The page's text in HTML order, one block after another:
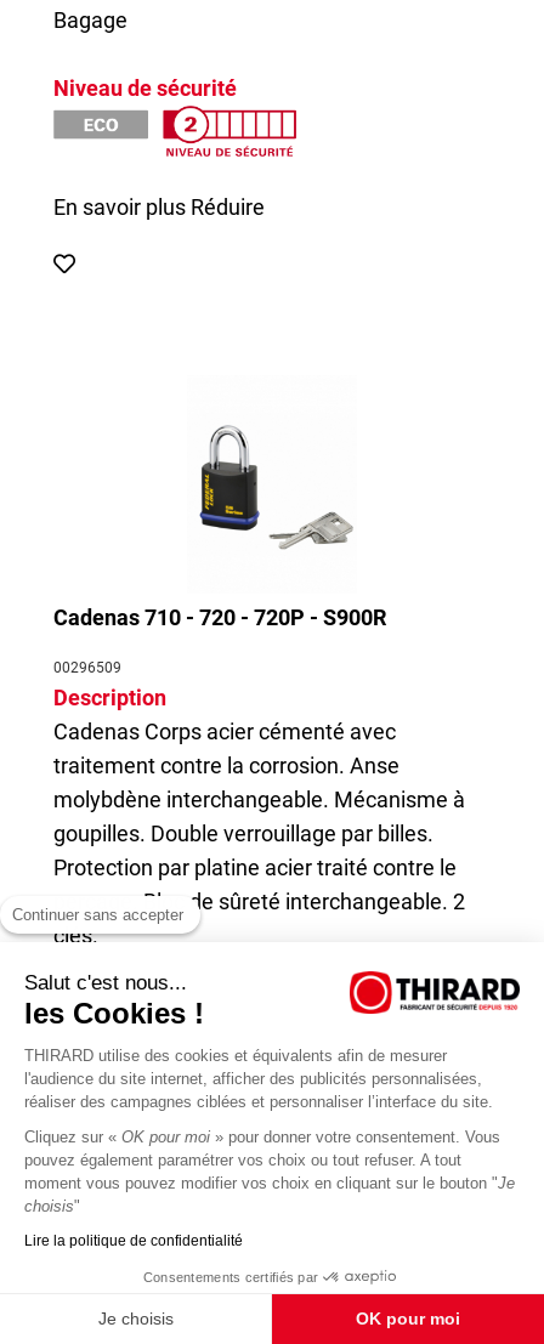
Bagage
Niveau de sécurité
En savoir plus Réduire
Cadenas 710 - 720 - 720P - S900R
00296509
Description
Cadenas Corps acier cémenté avec
traitement contre la corrosion. Anse
molybdène interchangeable. Mécanisme à
goupilles. Double verrouillage par billes.
Protection par platine acier traité contre le
perçage. Bloc de sûreté interchangeable. 2
clés.
Finition
Version
Possibilité MV / mise sur numéro / Mise sur
passe
Utilisation
Continuer sans accepter
Salut c'est nous...
les Cookies !
THIRARD utilise des cookies et équivalents afin de mesurer
l'audience du site internet, afficher des publicités personnalisées,
réaliser des campagnes ciblées et personnaliser l’interface du site.
Cliquez sur « OK pour moi » pour donner votre consentement. Vous
pouvez également paramétrer vos choix ou tout refuser. A tout
moment vous pouvez modifier vos choix en cliquant sur le bouton "Je
choisis"
Lire la politique de confidentialité
Consentements certifiés par
Je choisis OK pour moi